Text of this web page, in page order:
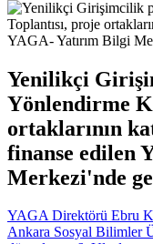
Yenilikçi
Yönlendirme
ortaklarının
finanse edilen
Merkezi'nde
YAGA Direktörü Ebru
Ankara Sosyal Bilimler